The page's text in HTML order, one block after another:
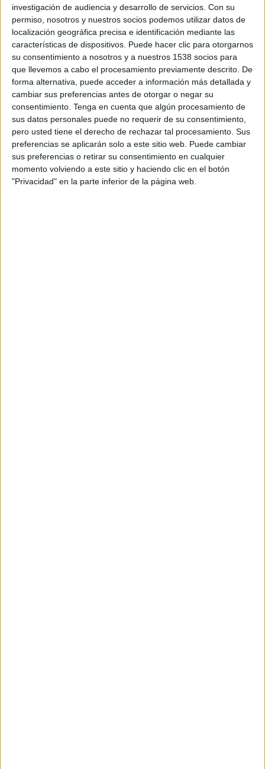
investigación de audiencia y desarrollo de servicios. Con su
permiso, nosotros y nuestros socios podemos utilizar datos de
localización geográfica precisa e identificación mediante las
características de dispositivos. Puede hacer clic para otorgarnos
su consentimiento a nosotros y a nuestros 1538 socios para
que llevemos a cabo el procesamiento previamente descrito. De
forma alternativa, puede acceder a información más detallada y
cambiar sus preferencias antes de otorgar o negar su
consentimiento. Tenga en cuenta que algún procesamiento de
sus datos personales puede no requerir de su consentimiento,
pero usted tiene el derecho de rechazar tal procesamiento. Sus
preferencias se aplicarán solo a este sitio web. Puede cambiar
sus preferencias o retirar su consentimiento en cualquier
momento volviendo a este sitio y haciendo clic en el botón
"Privacidad" en la parte inferior de la página web.
El plan se plantea para el trienio 2013-2015 y pretende llegar a más de 9.000
jóvenes con discapacidad, de los que 6.000 recibirán formación para acceder al
mercado laboral en las mejores condiciones. El objetivo es que no menos de
3.000 de ellos logren un contrato laboral.
La agencia independiente ha creado una campaña basada en un spot en el que
jóvenes con discapacidad hablan directamente a otros como ellos animándoles a
no rendirse y perseguir sus sueños. El spot se emitirá en televisión y en el entorno
online, aprovechando los canales sociales con los que la marca cuenta en internet.
El director creativo ejecutivo de la agencia, Juan Nonzioli, se ha encargado de la
realización y dirección del spot.